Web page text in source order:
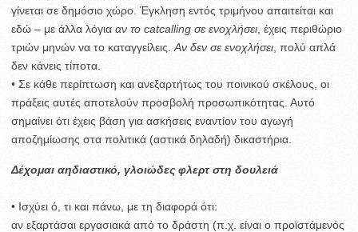
γίνεται σε δημόσιο χώρο. Έγκληση εντός τριμήνου απαιτείται και
εδώ – με άλλα λόγια αν το catcalling σε ενοχλήσει , έχεις περιθώριο
τριών μηνών να το καταγγείλεις. Αν δεν σε ενοχλήσει , πολύ απλά
δεν κάνεις τίποτα.
• Σε κάθε περίπτωση και ανεξαρτήτως του ποινικού σκέλους, οι
πράξεις αυτές αποτελούν προσβολή προσωπικότητας. Αυτό
σημαίνει ότι έχεις βάση για ασκήσεις εναντίον του αγωγή
αποζημίωσης στα πολιτικά (αστικά δηλαδή) δικαστήρια.
Δέχομαι αηδιαστικό, γλοιώδες φλερτ στη δουλειά
• Ισχύει ό, τι και πάνω, με τη διαφορά ότι:
αν εξαρτάσαι εργασιακά από το δράστη (π.χ. είναι ο προϊστάμενός